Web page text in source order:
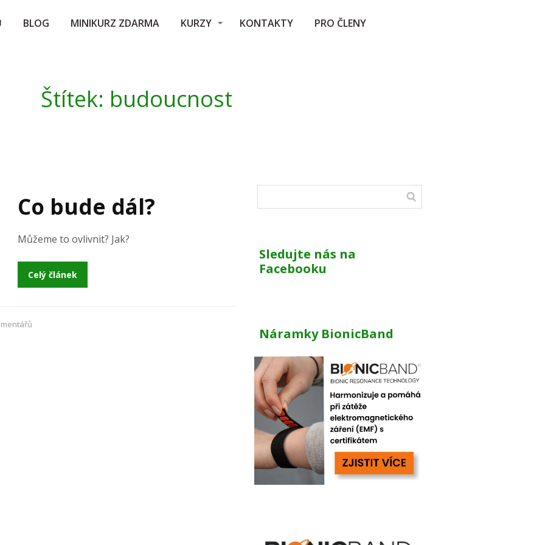
BLOG MINIKURZ ZDARMA KURZY KONTAKTY PRO ČLENY
Štítek: budoucnost
Co bude dál?
Můžeme to ovlivnit? Jak?
Celý článek
Sledujte nás na
Facebooku
Náramky BionicBand